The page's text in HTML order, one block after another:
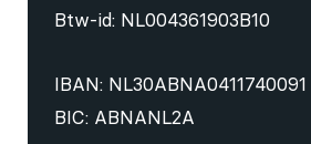
Btw-id: NL004361903B10
IBAN: NL30ABNA0411740091
BIC: ABNANL2A